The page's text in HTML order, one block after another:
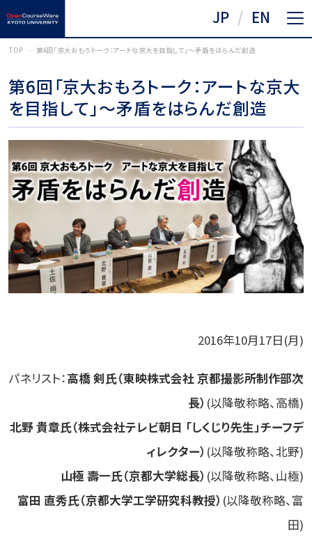
JP EN
TOP 第6回「京大おもろトーク：アートな京大を目指して」〜矛盾をはらんだ創造
第6回「京大おもろトーク：アートな京大
を目指して」〜矛盾をはらんだ創造
2016年10月17日(月)
パネリスト：高橋 剣氏（東映株式会社 京都撮影所制作部次
長） (以降敬称略、高橋)
北野 貴章氏（株式会社テレビ朝日 「しくじり先生」チーフデ
ィレクター） (以降敬称略、北野)
山極 壽一氏（京都大学総長） (以降敬称略、山極)
富田 直秀氏（京都大学工学研究科教授） (以降敬称略、富
田)